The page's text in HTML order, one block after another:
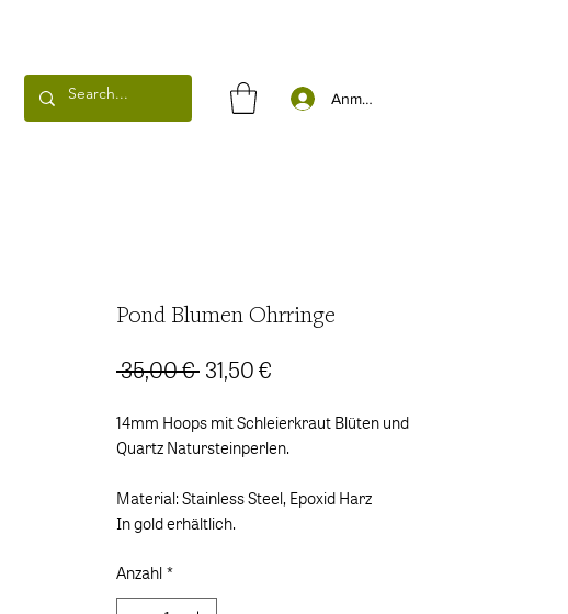
Anmelden
Pond Blumen Ohrringe
35,00 € Standardpreis
31,50 €
14mm Hoops mit Schleierkraut Blüten und
Quartz Natursteinperlen.
Material: Stainless Steel, Epoxid Harz
In gold erhältlich.
Anzahl*